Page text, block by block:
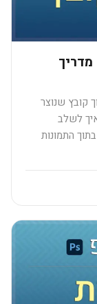
קובץ שנוצר
לשלב
התמונות